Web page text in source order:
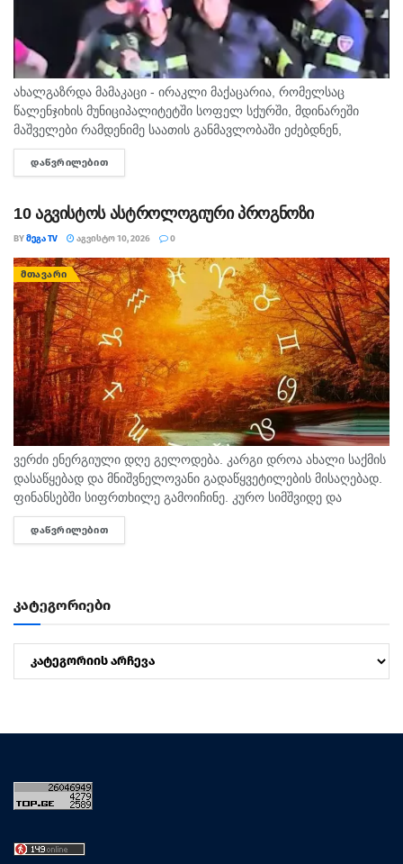
ახალგაზრდა მამაკაცი - ირაკლი მაქაცარია, რომელსაც
წალენჯიხის მუნიციპალიტეტში სოფელ სქურში, მდინარეში
მაშველები რამდენიმე საათის განმავლობაში ეძებდნენ,
ცოცხალი იპოვეს. არსებული ინფორმაციით, მამაკაცი
მდინარეში დედისა და ორი ბავშვის გადასარჩენად შევიდა.
ᲓᲐᲬᲕᲠᲘᲚᲔᲑᲘᲗ
10 აგვისტოს ასტროლოგიური პროგნოზი
BYᲛᲔᲒᲐ TV ᲐᲒᲕᲘᲡᲢᲝ 10, 2026 0
ᲛᲗᲐᲕᲐᲠᲘ
ვერძი ენერგიული დღე გელოდება. კარგი დროა ახალი საქმის
დასაწყებად და მნიშვნელოვანი გადაწყვეტილების მისაღებად.
ფინანსებში სიფრთხილე გამოიჩინე. კურო სიმშვიდე და
მოთმინება დღეს შენს სასარგებლოდ იმუშავებს.
ურთიერთობებში გულწრფელი საუბარი ბევრ გაუგებრობას
ᲓᲐᲬᲕᲠᲘᲚᲔᲑᲘᲗ
კატეგორიები
კატეგორიები